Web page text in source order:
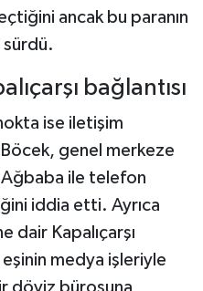
ancak bu paranın
sürdü.
bağlantısı
ise iletişim
genel merkeze
Ağbaba ile telefon
iddia etti. Ayrıca
dair Kapalıçarşı
eşinin medya işleriyle